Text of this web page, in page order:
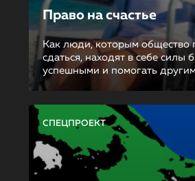
Право на счастье
Как люди, которым общество
сдаться, находят в себе силы
успешными и помогать
СПЕЦПРОЕКТ